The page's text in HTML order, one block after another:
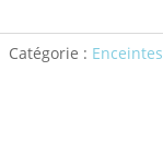
Catégorie : Enceintes